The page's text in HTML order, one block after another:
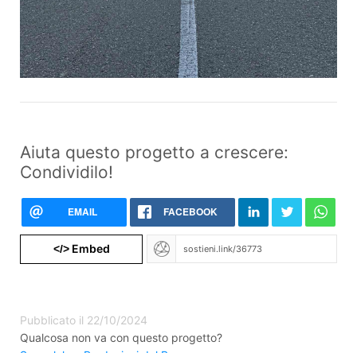
Aiuta questo progetto a crescere:
Condividilo!
EMAIL FACEBOOK
</>Embed
Pubblicato il 22/10/2024
Qualcosa non va con questo progetto?